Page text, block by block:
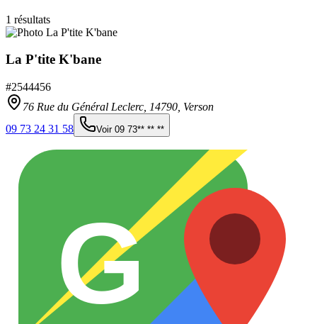
1 résultats
La P'tite K'bane
#2544456
76 Rue du Général Leclerc, 14790 Verson
09 73 24 31 58
Voir 09 73** ** **
G